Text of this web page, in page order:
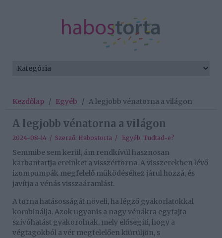
Kezdőlap / Egyéb / A legjobb vénatorna a világon
A legjobb vénatorna a világon
2024-08-14 / Szerző: Habostorta / Egyéb, Tudtad-e?
Semmibe sem kerül, ám rendkívül hasznosan
karbantartja ereinket a visszértorna. A visszerekben lévő
izompumpák megfelelő működéséhez járul hozzá, és
javítja a vénás visszaáramlást.
A torna hatásosságát növeli, ha légző gyakorlatokkal
kombinálja. Azok ugyanis a nagy vénákra egyfajta
szívóhatást gyakorolnak, mely elősegíti, hogy a
végtagokból a vér megfelelően kiürüljön, s